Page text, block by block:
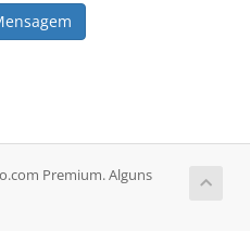
Premium. Alguns